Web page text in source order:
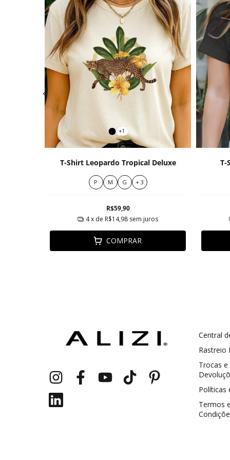
+1
T-Shirt Leopardo Tropical Deluxe
P M G + 3
R$59,90
4x de R$14,98 sem juros
COMPRAR
T-
Central
Rastreio
Trocas e
Políticas
Termos e
Cupom 1a compra: GANHE5